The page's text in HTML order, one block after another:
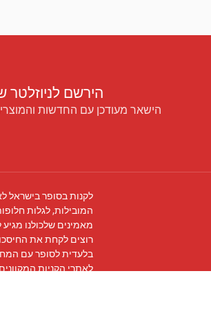
הירשם לניוזלטר
הישאר מעודכן עם החדשות
לקנות בסופר בישראל
המובילות, לגלות
מאמינים שלכולנו
רוצים לקחת את
בלעדית לסופר עם
לאתרי הקניות